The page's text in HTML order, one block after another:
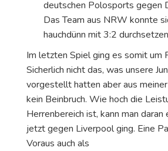
deutschen Polosports gegen
Das Team aus NRW konnte
hauchdünn mit 3:2
Im letzten Spiel ging es somit um
Sicherlich nicht das, was unsere
vorgestellt hatten aber aus
kein Beinbruch. Wie hoch die
Herrenbereich ist, kann man daran
jetzt gegen Liverpool ging. Eine
Voraus auch als